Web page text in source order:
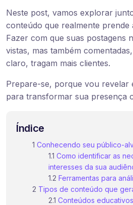
Neste post, vamos explorar
conteúdo que realmente prende
Fazer com que suas postagens
vistas, mas também
claro, tragam mais clientes.
Prepare-se, porque vou revelar
para transformar sua presença
Índice
Conhecendo seu público-
Como identificar as
interesses da sua
Ferramentas para
Tipos de conteúdo que
Conteúdos